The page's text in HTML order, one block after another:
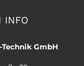
INFO
GmbH